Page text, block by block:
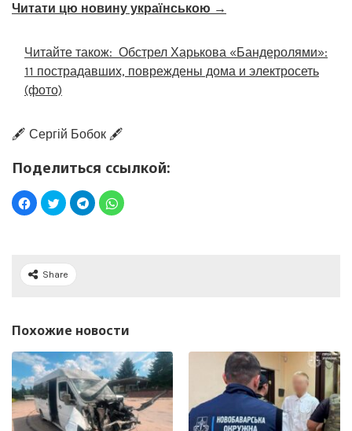
Читати цю новину українською →
Читайте також: Обстрел Харькова «Бандеролями»:
11 пострадавших, повреждены дома и электросеть
(фото)
🖋️ Сергій Бобок 🖋️
Поделиться ссылкой:
Share
Похожие новости